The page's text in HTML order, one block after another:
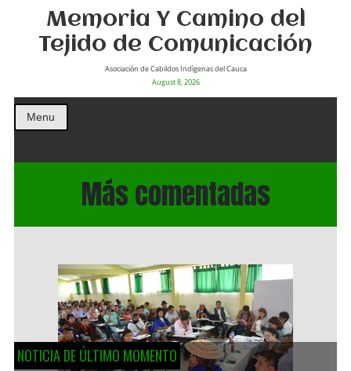
Memoria Y Camino del
Tejido de Comunicación
Asociación de Cabildos Indìgenas del Cauca
August 8, 2026
Menu
Más comentadas
NOTICIA DE ÚLTIMO MOMENTO